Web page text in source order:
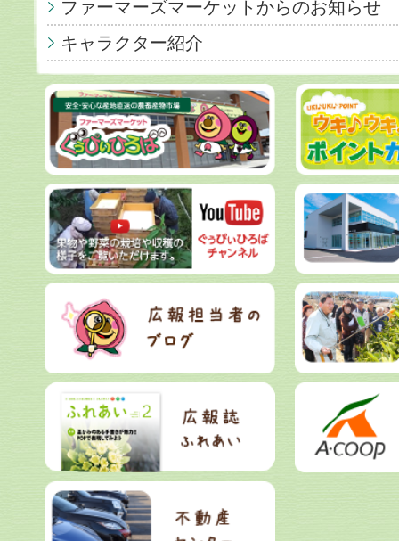
ファーマーズマーケットからのお知らせ
キャラクター紹介